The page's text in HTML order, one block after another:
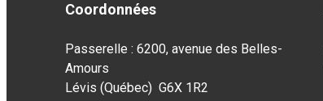
Coordonnées
Passerelle : 6200, avenue des Belles-
Amours
Lévis (Québec) G6X 1R2